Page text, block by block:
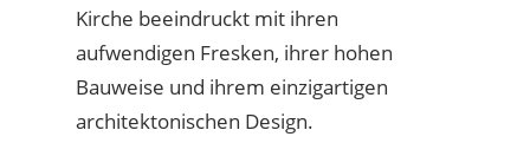
Kirche beeindruckt mit ihren
aufwendigen Fresken, ihrer hohen
Bauweise und ihrem einzigartigen
architektonischen Design.